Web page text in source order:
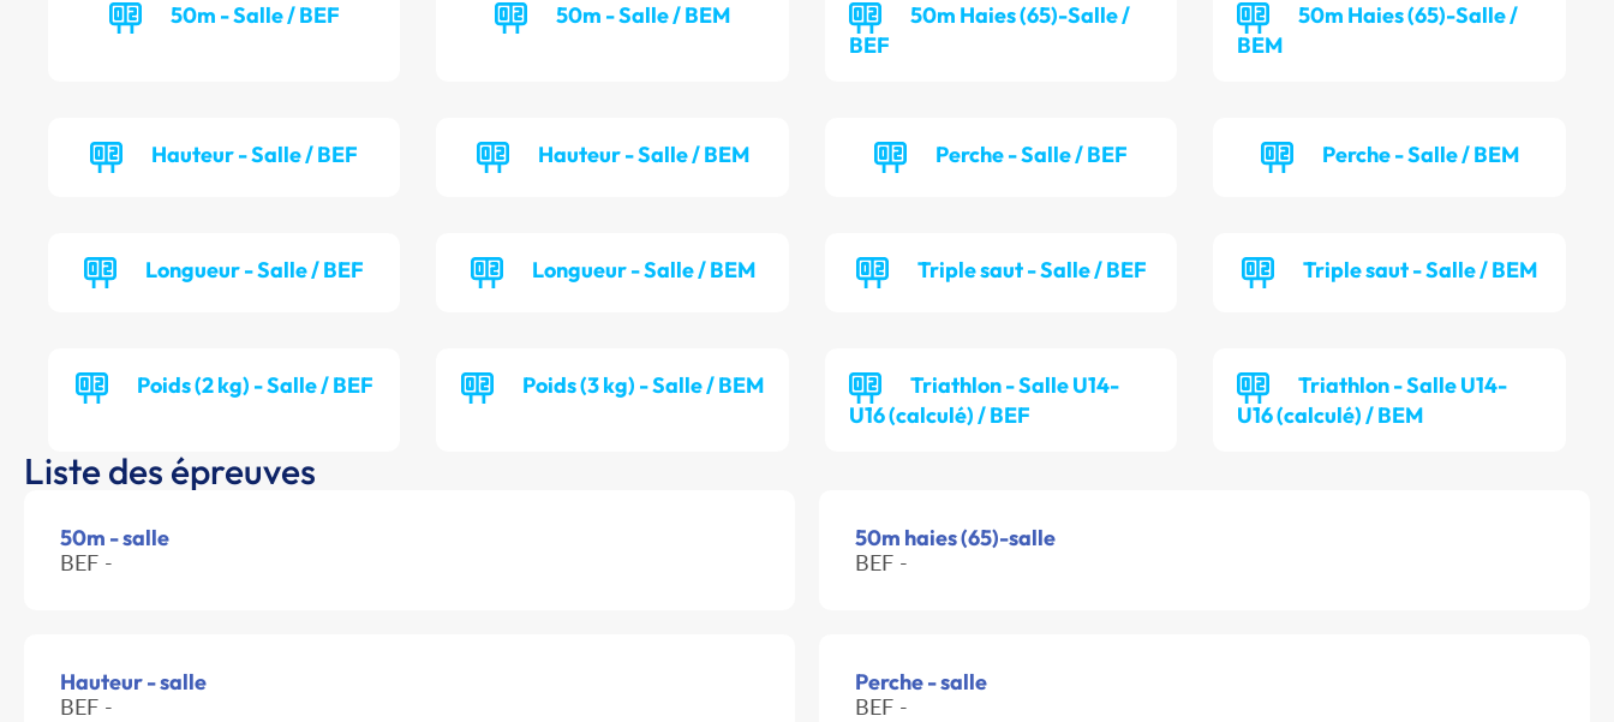
50m - Salle / BEF 50m - Salle / BEM
50m Haies (65)-Salle /
BEF
50m Haies (65)-Salle /
BEM
Hauteur - Salle / BEF Hauteur - Salle / BEM Perche - Salle / BEF Perche - Salle / BEM
Longueur - Salle / BEF Longueur - Salle / BEM Triple saut - Salle / BEF Triple saut - Salle / BEM
Poids (2 kg) - Salle / BEF Poids (3 kg) - Salle / BEM
Triathlon - Salle U14-
U16 (calculé) / BEF
Triathlon - Salle U14-
U16 (calculé) / BEM
Liste des épreuves
50m - salle
BEF -
50m haies (65)-salle
BEF -
Hauteur - salle
BEF -
Perche - salle
BEF -